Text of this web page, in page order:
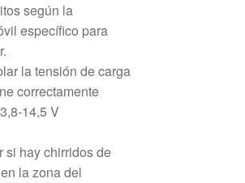
según la
específico para
la tensión de carga
correctamente
14,5 V
si hay chirridos de
la zona del